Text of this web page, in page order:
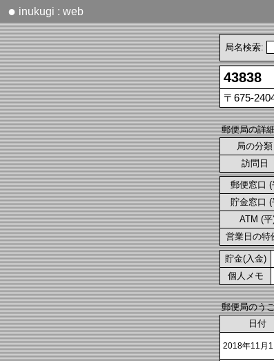
● inukugi : web
局名検索:
43838
〒675-
郵便局の詳
局の分類
訪問日
郵便窓口 (
貯金窓口 (
ATM (平
営業日の特
貯金(入金)
個人メモ
郵便局のう
日付
2018年11月1